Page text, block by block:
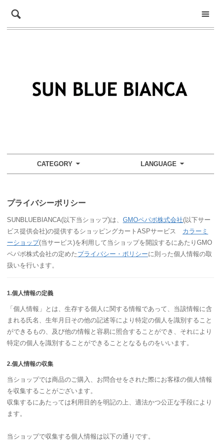
CATEGORY LANGUAGE
プライバシーポリシー
SUNBLUEBIANCA(以下当ショップ)は、 GMOペパボ株式会社(以下サー
ビス提供会社)の提供するショッピングカートASPサービス カラーミ
ーショップ(当サービス)を利用して当ショップを開設するにあたりGMO
ペパボ株式会社の定めたプライバシー・ポリシーに則った個人情報の取
扱いを行います。
1.個人情報の定義
「個人情報」とは、生存する個人に関する情報であって、当該情報に含
まれる氏名、生年月日その他の記述等により特定の個人を識別すること
ができるもの、及び他の情報と容易に照合することができ、それにより
特定の個人を識別することができることとなるものをいいます。
2.個人情報の収集
当ショップでは商品のご購入、お問合せをされた際にお客様の個人情報
を収集することがございます。
収集するにあたっては利用目的を明記の上、適法かつ公正な手段により
ます。
当ショップで収集する個人情報は以下の通りです。